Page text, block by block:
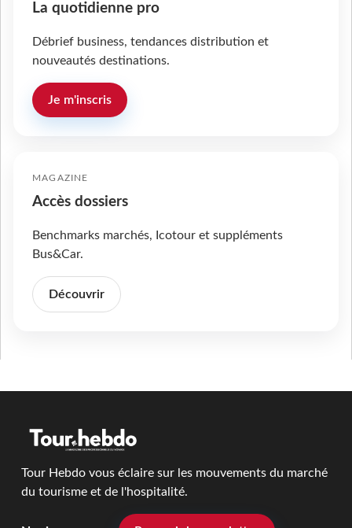
La quotidienne pro
Débrief business, tendances distribution et
nouveautés destinations.
Je m'inscris
MAGAZINE
Accès dossiers
Benchmarks marchés, Icotour et suppléments
Bus&Car.
Découvrir
Tour Hebdo vous éclaire sur les mouvements du marché
du tourisme et de l'hospitalité.